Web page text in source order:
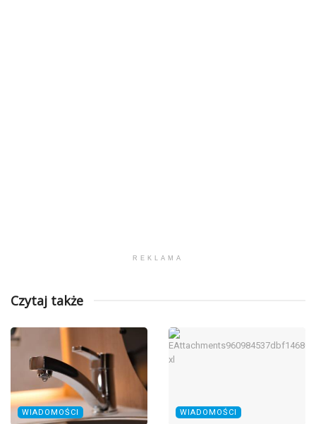
REKLAMA
Czytaj także
WIADOMOŚCI WIADOMOŚCI